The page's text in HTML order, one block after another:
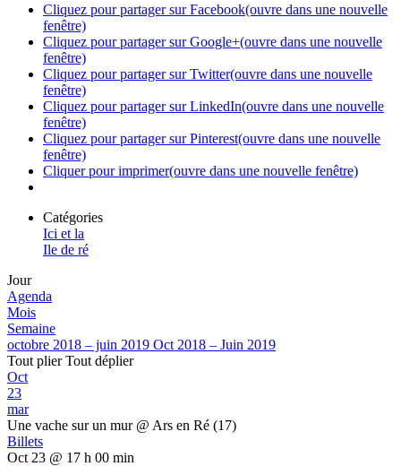
Cliquez pour partager sur Facebook(ouvre dans une nouvelle
fenêtre)
Cliquez pour partager sur Google+(ouvre dans une nouvelle
fenêtre)
Cliquez pour partager sur Twitter(ouvre dans une nouvelle
fenêtre)
Cliquez pour partager sur LinkedIn(ouvre dans une nouvelle
fenêtre)
Cliquez pour partager sur Pinterest(ouvre dans une nouvelle
fenêtre)
Cliquer pour imprimer(ouvre dans une nouvelle fenêtre)
Catégories
Ici et la
Ile de ré
Jour
Agenda
Mois
Semaine
octobre 2018 – juin 2019 Oct 2018 – Juin 2019
Tout plierTout déplier
Oct
23
mar
Une vache sur un mur @ Ars en Ré (17)
Billets
Oct 23 @ 17 h 00 min